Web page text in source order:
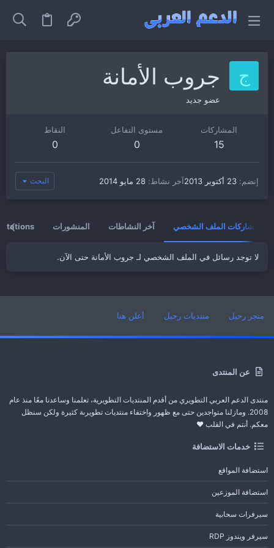
ج جروب الأمانة
عضو جديد
المشاركات
15
مستوى التفاعل
0
النقاط
0
إنضم 23 أكتوبر 2013 آخر نشاط 28 مايو 2014 البحث
مشاركات الملف الشخصي آخر النشاطات المنشورات
لا توجد رسائل في الملف الشخصي لـ جروب الأمانة حتى الآن.
عن المنتدى
منتدى الدعم العربي التطويري من أقدم المنتديات التطويرية، تعلمنا وساعدنا معًا منذ عام
2008. ومازلنا متواجدين حتى مع ظهور واختفاء منتديات تطويرىة كثيرة ولكن سنظل
معكم. أنتم في القلب ❤️
خدمات الاستضافة
استضافة المواقع
استضافة الموزعين
سيرفرات سحابية
سيرفر ويندوز RDP
متجر رحيل منتديات رحيل أعلن هنا